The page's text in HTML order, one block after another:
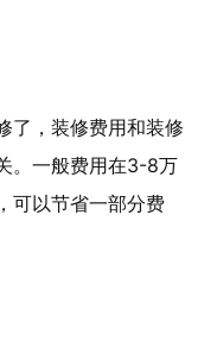
了，装修费用和装修
。一般费用在3-8万
可以节省一部分费